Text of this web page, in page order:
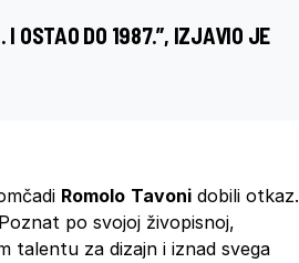
OSTAO DO 1987.”, IZJAVIO JE
Romolo Tavoni dobili otkaz.
po svojoj živopisnoj,
talentu za dizajn i iznad svega